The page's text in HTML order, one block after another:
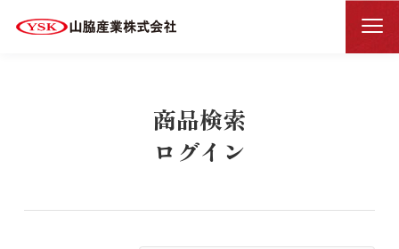
HOME 商品検索ログイン
商品検索
ログイン